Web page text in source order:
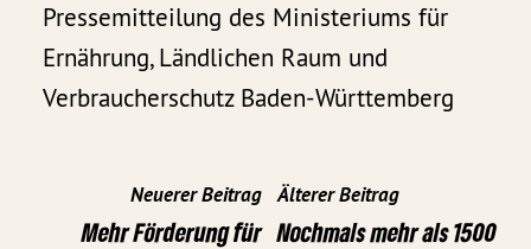
Pressemitteilung des Ministeriums für
Ernährung, Ländlichen Raum und
Verbraucherschutz Baden-Württemberg
Neuerer Beitrag
Mehr Förderung für
Älterer Beitrag
Nochmals mehr als 1500